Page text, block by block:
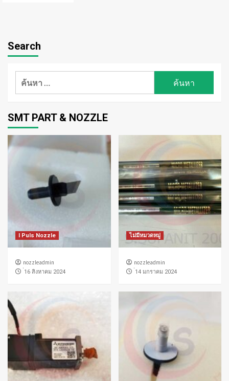
Search
ค้นหา
SMT PART & NOZZLE
I Puls Nozzle
nozzleadmin
่16 สิงหาคม 2024
ไม่มีหมวดหมู่
nozzleadmin
่14 มกราคม 2024